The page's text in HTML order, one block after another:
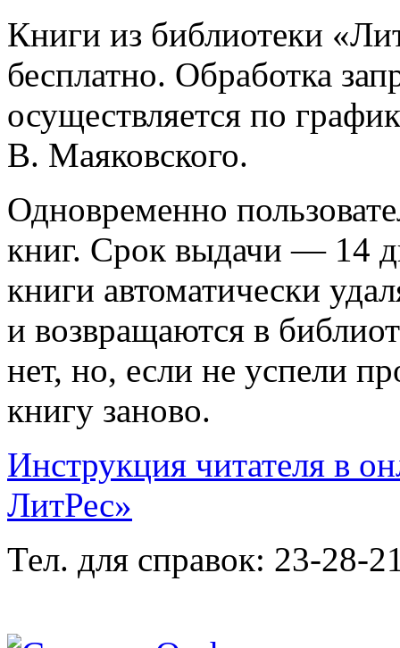
Книги из библиотеки
бесплатно. Обработка
осуществляется по
В. Маяковского.
Одновременно
книг. Срок выдачи — 14
книги автоматически
и возвращаются в
нет, но, если не успели
книгу заново.
Инструкция читателя в
ЛитРес»
Тел. для справок: 23-28-